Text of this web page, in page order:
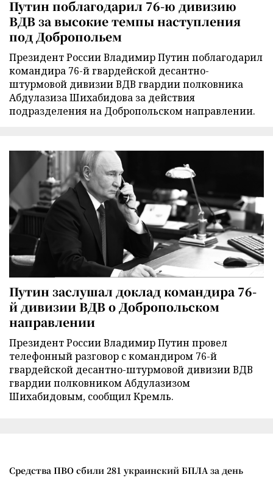
Путин поблагодарил 76-ю дивизию
ВДВ за высокие темпы наступления
под Добропольем
Президент России Владимир Путин поблагодарил
командира 76-й гвардейской десантно-
штурмовой дивизии ВДВ гвардии полковника
Абдулазиза Шихабидова за действия
подразделения на Добропольском направлении.
Путин заслушал доклад командира 76-
й дивизии ВДВ о Добропольском
направлении
Президент России Владимир Путин провел
телефонный разговор с командиром 76-й
гвардейской десантно-штурмовой дивизии ВДВ
гвардии полковником Абдулазизом
Шихабидовым, сообщил Кремль.
Средства ПВО сбили 281 украинский БПЛА за день